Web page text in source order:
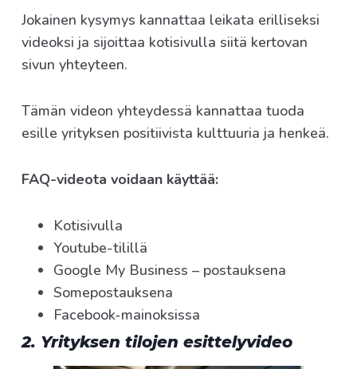
Jokainen kysymys kannattaa leikata erilliseksi
videoksi ja sijoittaa kotisivulla siitä kertovan
sivun yhteyteen.
Tämän videon yhteydessä kannattaa tuoda
esille yrityksen positiivista kulttuuria ja henkeä.
FAQ-videota voidaan käyttää:
Kotisivulla
Youtube-tilillä
Google My Business – postauksena
Somepostauksena
Facebook-mainoksissa
2. Yrityksen tilojen esittelyvideo